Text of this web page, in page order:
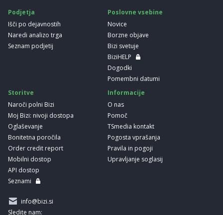
Podjetja
Išči po dejavnostih
Naredi analizo trga
Seznam podjetij
Poslovne vsebine
Novice
Borzne objave
Bizi svetuje
BiziHELP
Dogodki
Pomembni datumi
Storitve
Naroči polni Bizi
Moj Bizi: nivoji dostopa
Oglaševanje
Bonitetna poročila
Order credit report
Mobilni dostop
API dostop
Seznami
Informacije
O nas
Pomoč
TSmedia kontakt
Pogosta vprašanja
Pravila in pogoji
Upravljanje soglasij
info@bizi.si
Sledite nam: